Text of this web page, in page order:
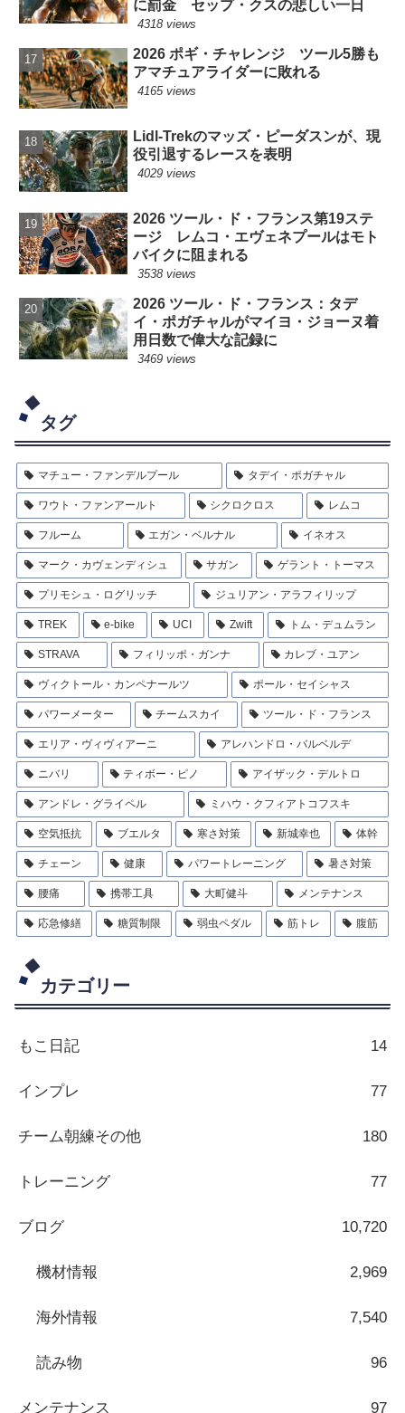
に罰金 セップ・クスの悲しい一日
4318 views
2026 ポギ・チャレンジ ツール5勝も
アマチュアライダーに敗れる
4165 views
Lidl-Trekのマッズ・ピーダスンが、現
役引退するレースを表明
4029 views
2026 ツール・ド・フランス第19ステ
ージ レムコ・エヴェネプールはモト
バイクに阻まれる
3538 views
2026 ツール・ド・フランス：タデ
イ・ポガチャルがマイヨ・ジョーヌ着
用日数で偉大な記録に
3469 views
タグ
マチュー・ファンデルプール タデイ・ポガチャル
ワウト・ファンアールト シクロクロス レムコ
フルーム エガン・ベルナル イネオス
マーク・カヴェンディシュ サガン ゲラント・トーマス
プリモシュ・ログリッチ ジュリアン・アラフィリップ
TREK e-bike UCI Zwift トム・デュムラン
STRAVA フィリッポ・ガンナ カレブ・ユアン
ヴィクトール・カンペナールツ ポール・セイシャス
パワーメーター チームスカイ ツール・ド・フランス
エリア・ヴィヴィアーニ アレハンドロ・バルベルデ
ニバリ ティボー・ピノ アイザック・デルトロ
アンドレ・グライペル ミハウ・クフィアトコフスキ
空気抵抗 ブエルタ 寒さ対策 新城幸也 体幹
チェーン 健康 パワートレーニング 暑さ対策
腰痛 携帯工具 大町健斗 メンテナンス
応急修繕 糖質制限 弱虫ペダル 筋トレ 腹筋
カテゴリー
もこ日記 14
インプレ 77
チーム朝練その他 180
トレーニング 77
ブログ 10,720
機材情報 2,969
海外情報 7,540
読み物 96
メンテナンス 97